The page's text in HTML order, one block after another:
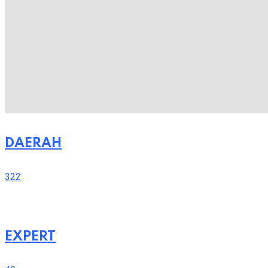
DAERAH
322
EXPERT